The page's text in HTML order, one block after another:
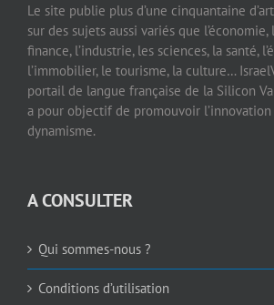
Le site publie plus d’une cinquantaine
sur des sujets aussi variés que l’économie,
finance, l’industrie, les sciences, la santé,
l’immobilier, le tourisme, la culture…
portail de langue française de la Silicon
a pour objectif de promouvoir
dynamisme.
A CONSULTER
Qui sommes-nous ?
Conditions d’utilisation